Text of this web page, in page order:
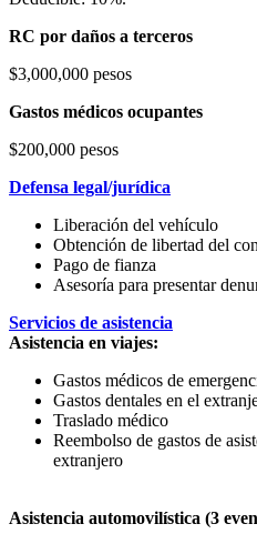
RC por daños a terceros
$3,000,000 pesos
Gastos médicos ocupantes
$200,000 pesos
Defensa legal/jurídica
Liberación del vehículo
Obtención de libertad del
Pago de fianza
Asesoría para presentar
Servicios de asistencia
Asistencia en viajes:
Gastos médicos de
Gastos dentales en el
Traslado médico
Reembolso de gastos de
extranjero
Asistencia automovilística (3